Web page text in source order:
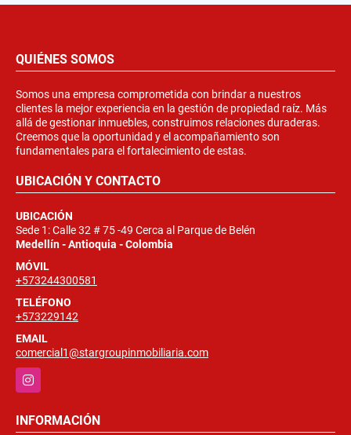
QUIÉNES SOMOS
Somos una empresa comprometida con brindar a nuestros
clientes la mejor experiencia en la gestión de propiedad raíz. Más
allá de gestionar inmuebles, construimos relaciones duraderas.
Creemos que la oportunidad y el acompañamiento son
fundamentales para el fortalecimiento de estas.
UBICACIÓN Y CONTACTO
UBICACIÓN
Sede 1: Calle 32 # 75 -49 Cerca al Parque de Belén
Medellín - Antioquia - Colombia
MÓVIL
+573244300581
TELÉFONO
+573229142
EMAIL
comercial1@stargroupinmobiliaria.com
Instagram
INFORMACIÓN